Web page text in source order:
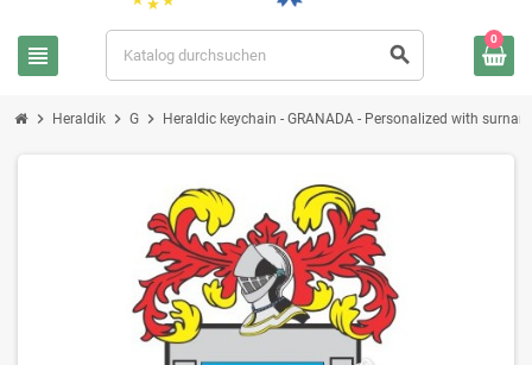
view_headline search
0
chevron_right Heraldik chevron_right G chevron_right Heraldic keychain - GRANADA - Personalized with